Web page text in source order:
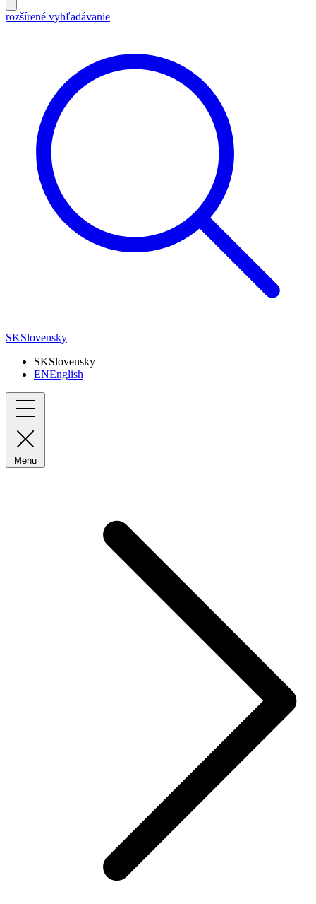
rozšírené vyhľadávanie
SKSlovensky
SKSlovensky
ENEnglish
Menu